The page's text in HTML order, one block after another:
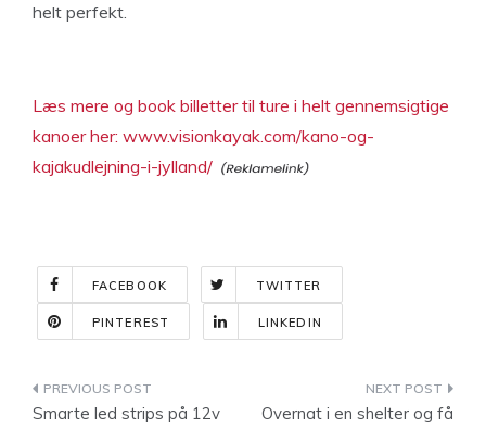
helt perfekt.
Læs mere og book billetter til ture i helt gennemsigtige
kanoer her: www.visionkayak.com/kano-og-
kajakudlejning-i-jylland/
FACEBOOK TWITTER
PINTEREST LINKEDIN
Indlægsnavigation
Smarte led strips på 12v
Overnat i en shelter og få